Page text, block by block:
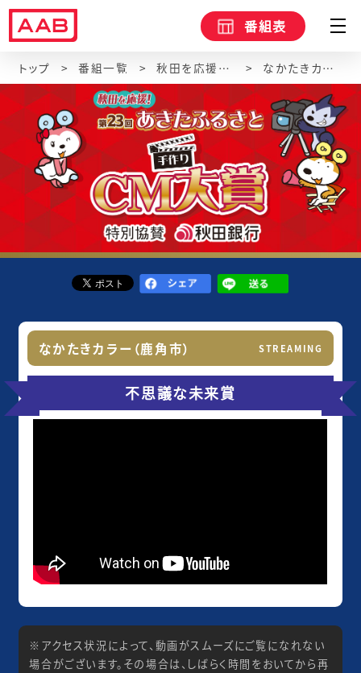
番組表
トップ 番組一覧 秋田を応援！第23回あきたふるさと手作りCM大賞 なかたきカラー（鹿角市）
なかたきカラー（鹿角市） STREAMING
不思議な未来賞
※アクセス状況によって、動画がスムーズにご覧になれない
場合がございます。その場合は、しばらく時間をおいてから再